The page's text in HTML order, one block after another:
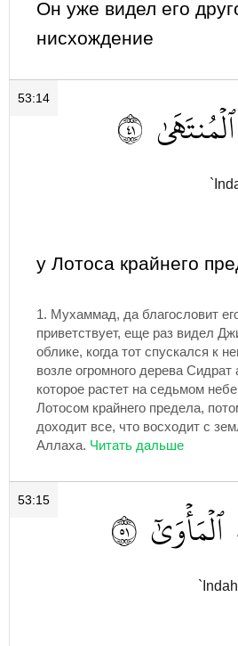
Он уже видел его
нисхождение
53:14 ٱلۡمُنتَهَىٰ ١٤
у Лотоса крайнего
1. Мухаммад, да благословит
приветствует, еще раз видел
облике, когда тот спускался к
возле огромного дерева
которое растет на седьмом
Лотосом крайнего предела,
доходит все, что восходит с
Аллаха.
53:15 ٱلۡمَأۡوَىٰٓ ١٥